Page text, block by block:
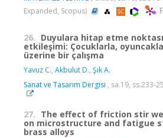
Expanded, Scopus)
26. Duyulara hitap etme
etkileşimi: Çocuklarla,
üzerine bir çalışma
Yavuz C., Akbulut D., Şık A.
Sanat ve Tasarım Dergisi , sa.19, ss.233-
27. The effect of friction stir
on microstructure and fatigue
brass alloys